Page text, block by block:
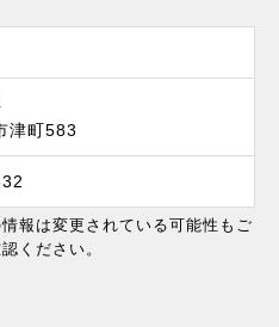
津町583
報は変更されている可能性もご
ください。